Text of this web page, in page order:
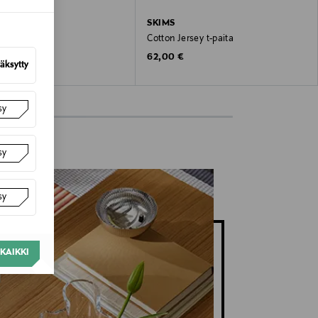
SKIMS
Cotton Jersey t-paita
Original Price
62,00 €